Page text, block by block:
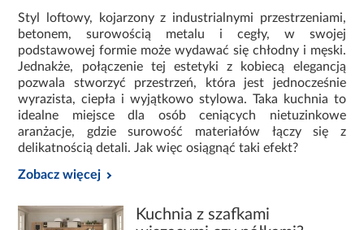
mają bezpośredni wpływ na trwałość i wygląd całej
zabudowy.
Nowoczesnakuchniaczęsto wykorzystuje:
laminowane lub kompozytowe blaty o
podwyższonej odporności,
MDF,
powierzchnie łatwe w czyszczeniu i odporne na
Styl loftowy, kojarzony z industrialnymi przestrzeniami,
betonem, surowością metalu i cegły, w swojej
podstawowej formie może wydawać się chłodny i męski.
Jednakże, połączenie tej estetyki z kobiecą elegancją
pozwala stworzyć przestrzeń, która jest jednocześnie
wyrazista, ciepła i wyjątkowo stylowa. Taka kuchnia to
idealne miejsce dla osób ceniących nietuzinkowe
aranżacje, gdzie surowość materiałów łączy się z
delikatnością detali. Jak więc osiągnąć taki efekt?
Zobacz więcej
Kuchnia z szafkami